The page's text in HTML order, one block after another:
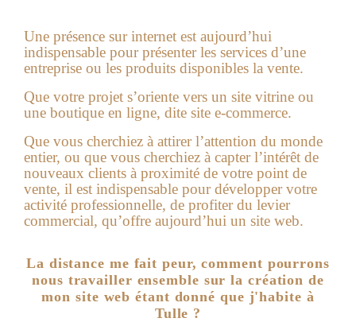
Une présence sur internet est aujourd’hui
indispensable pour présenter les services d’une
entreprise ou les produits disponibles la vente.
Que votre projet s’oriente vers un site vitrine ou
une boutique en ligne, dite site e-commerce.
Que vous cherchiez à attirer l’attention du monde
entier, ou que vous cherchiez à capter l’intérêt de
nouveaux clients à proximité de votre point de
vente, il est indispensable pour développer votre
activité professionnelle, de profiter du levier
commercial, qu’offre aujourd’hui un site web.
La distance me fait peur, comment pourrons
nous travailler ensemble sur la création de
mon site web étant donné que j'habite à
Tulle ?